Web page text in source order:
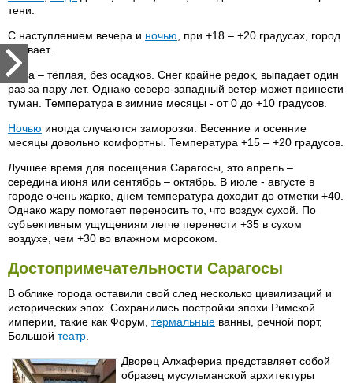
тени.
С наступлением вечера и ночью , при +18 – +20 градусах, город
оживает.
Зима – тёплая, без осадков. Снег крайне редок, выпадает один
раз за пару лет. Однако северо-западный ветер может принести
туман. Температура в зимние месяцы - от 0 до +10 градусов.
Ночью иногда случаются заморозки. Весенние и осенние
месяцы довольно комфортны. Температура +15 – +20 градусов.
Лучшее время для посещения Сарагосы, это апрель –
середина июня или сентябрь – октябрь. В июле - августе в
городе очень жарко, днем температура доходит до отметки +40.
Однако жару помогает переносить то, что воздух сухой. По
субъективным ущущениям легче перенести +35 в сухом
воздухе, чем +30 во влажном морсоком.
Достопримечательности Сарагосы
В облике города оставили свой след несколько цивилизаций и
исторических эпох. Сохранились постройки эпохи Римской
империи, такие как Форум, термальные ванны, речной порт,
Большой театр
Дворец Алхафериа представляет собой
образец мусульманской архитектуры